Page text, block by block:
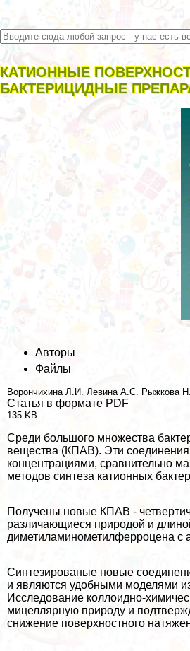
КАТИОННЫЕ
БАКТЕРИЦИДНЫЕ
Авторы
Файлы
Ворончихина Л.И. Левина А.С. Рыжкова
Статья в формате PDF
135 KB
Среди большого множества
вещества (КПАВ). Эти
концентрациями, сравнительно
методов синтеза катионных
Получены новые КПАВ -
различающиеся природой и
диметиламинометилферроцена с
Синтезированые новые
и являются удобными моделями
Исследование коллоидно-
мицеллярную природу и
снижение поверхностного